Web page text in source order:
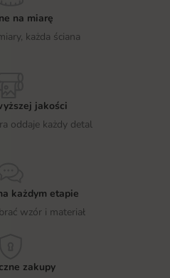
na miarę
każda ściana
jakości
oddaje każdy detal
każdym etapie
wzór i materiał
zakupy